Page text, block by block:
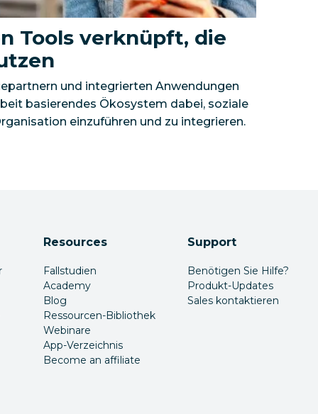
Tools verknüpft, die
und integrierten Anwendungen
basierendes Ökosystem dabei, soziale
einzuführen und zu integrieren.
Resources
Fallstudien
Academy
Blog
Ressourcen-Bibliothek
Webinare
App-Verzeichnis
Become an affiliate
Support
Benötigen Sie Hilfe?
Produkt-Updates
Sales kontaktieren